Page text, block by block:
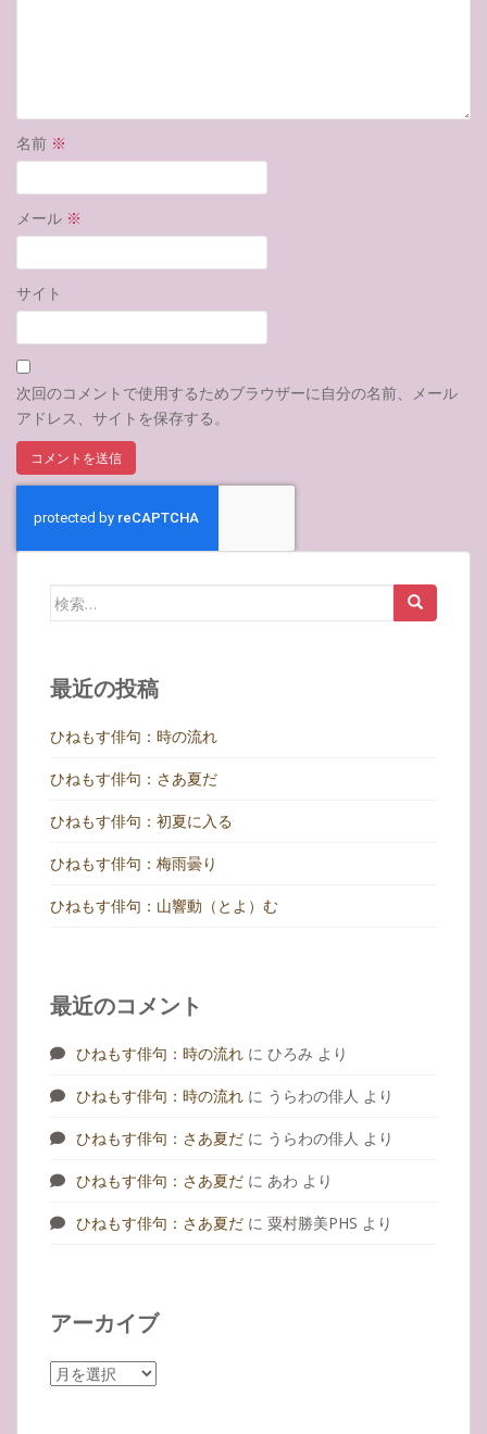
名前 ※
メール ※
サイト
次回のコメントで使用するためブラウザーに自分の名前、メール
アドレス、サイトを保存する。
検
最近の投稿
ひねもす俳句：時の流れ
ひねもす俳句：さあ夏だ
ひねもす俳句：初夏に入る
ひねもす俳句：梅雨曇り
ひねもす俳句：山響動（とよ）む
最近のコメント
ひねもす俳句：時の流れ に ひろみ より
ひねもす俳句：時の流れ に うらわの俳人 より
ひねもす俳句：さあ夏だ に うらわの俳人 より
ひねもす俳句：さあ夏だ に あわ より
ひねもす俳句：さあ夏だ に 粟村勝美PHS より
アーカイブ
ア